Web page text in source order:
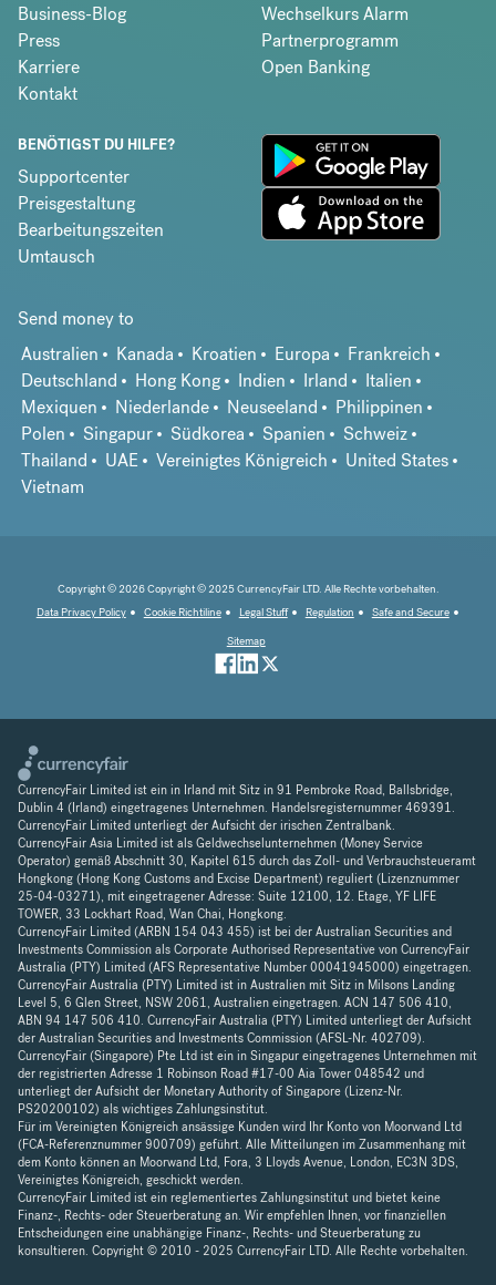
Business-Blog
Press
Karriere
Kontakt
Wechselkurs Alarm
Partnerprogramm
Open Banking
BENÖTIGST DU HILFE?
Supportcenter
Preisgestaltung
Bearbeitungszeiten
Umtausch
Send money to
Australien
Kanada Kroatien Europa
Frankreich
Deutschland
Hong Kong Indien Irland
Italien
Mexiquen
Niederlande Neuseeland
Philippinen
Polen
Singapur Südkorea Spanien
Schweiz
Thailand
UAE Vereinigtes Königreich
United States
Vietnam
Copyright © 2026 Copyright © 2025 CurrencyFair LTD. Alle Rechte vorbehalten.
Data Privacy Policy
Cookie Richtiline Legal Stuff Regulation
Safe and Secure
Sitemap
CurrencyFair Limited ist ein in Irland mit Sitz in 91 Pembroke Road, Ballsbridge,
Dublin 4 (Irland) eingetragenes Unternehmen. Handelsregisternummer 469391.
CurrencyFair Limited unterliegt der Aufsicht der irischen Zentralbank.
CurrencyFair Asia Limited ist als Geldwechselunternehmen (Money Service
Operator) gemäß Abschnitt 30, Kapitel 615 durch das Zoll- und Verbrauchsteueramt
Hongkong (Hong Kong Customs and Excise Department) reguliert (Lizenznummer
25-04-03271), mit eingetragener Adresse: Suite 12100, 12. Etage, YF LIFE
TOWER, 33 Lockhart Road, Wan Chai, Hongkong.
CurrencyFair Limited (ARBN 154 043 455) ist bei der Australian Securities and
Investments Commission als Corporate Authorised Representative von CurrencyFair
Australia (PTY) Limited (AFS Representative Number 00041945000) eingetragen.
CurrencyFair Australia (PTY) Limited ist in Australien mit Sitz in Milsons Landing
Level 5, 6 Glen Street, NSW 2061, Australien eingetragen. ACN 147 506 410,
ABN 94 147 506 410. CurrencyFair Australia (PTY) Limited unterliegt der Aufsicht
der Australian Securities and Investments Commission (AFSL-Nr. 402709).
CurrencyFair (Singapore) Pte Ltd ist ein in Singapur eingetragenes Unternehmen mit
der registrierten Adresse 1 Robinson Road #17-00 Aia Tower 048542 und
unterliegt der Aufsicht der Monetary Authority of Singapore (Lizenz-Nr.
PS20200102) als wichtiges Zahlungsinstitut.
Für im Vereinigten Königreich ansässige Kunden wird Ihr Konto von Moorwand Ltd
(FCA-Referenznummer 900709) geführt. Alle Mitteilungen im Zusammenhang mit
dem Konto können an Moorwand Ltd, Fora, 3 Lloyds Avenue, London, EC3N 3DS,
Vereinigtes Königreich, geschickt werden.
CurrencyFair Limited ist ein reglementiertes Zahlungsinstitut und bietet keine
Finanz-, Rechts- oder Steuerberatung an. Wir empfehlen Ihnen, vor finanziellen
Entscheidungen eine unabhängige Finanz-, Rechts- und Steuerberatung zu
konsultieren. Copyright © 2010 - 2025 CurrencyFair LTD. Alle Rechte vorbehalten.